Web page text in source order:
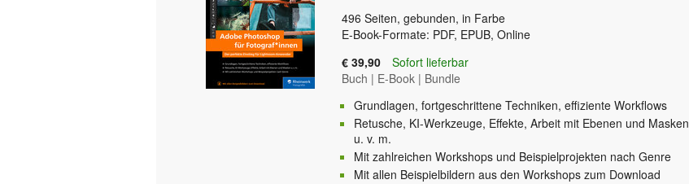
496 Seiten, gebunden, in Farbe
E-Book-Formate: PDF, EPUB, Online
€ 39,90
Sofort lieferbar
Buch | E-Book | Bundle
Grundlagen, fortgeschrittene Techniken, effiziente Workflows
Retusche, KI-Werkzeuge, Effekte, Arbeit mit Ebenen und Masken
u. v. m.
Mit zahlreichen Workshops und Beispielprojekten nach Genre
Mit allen Beispielbildern aus den Workshops zum Download